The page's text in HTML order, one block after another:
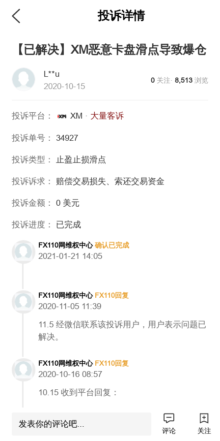
投诉详情
【已解决】XM恶意卡盘滑点导致爆仓
L**u
2020-10-15
0 关注·8,513 浏览
投诉平台： XM · 大量客诉
投诉单号： 34927
投诉类型： 止盈止损滑点
投诉诉求： 赔偿交易损失、索还交易资金
投诉金额： 0 美元
投诉进度： 已完成
FX110网维权中心确认已完成
2021-01-21 14:05
FX110网维权中心 FX110回复
2020-11-05 11:39
11.5 经微信联系该投诉用户，用户表示问题已
解决。
FX110网维权中心 FX110回复
2020-10-16 08:57
10.15 收到平台回复：
关于账户10096159的投诉，我们已与客户进行
了电话沟通，客户表示满意。
发表你的评论吧...
评论 关注